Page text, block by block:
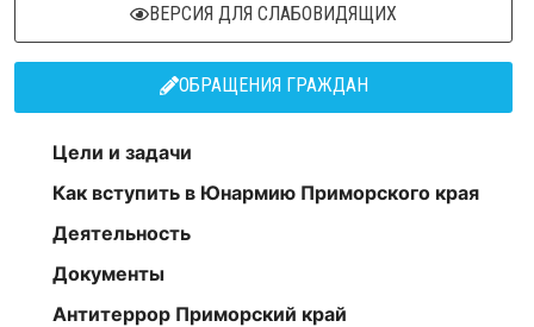
ВЕРСИЯ ДЛЯ СЛАБОВИДЯЩИХ
ОБРАЩЕНИЯ ГРАЖДАН
Цели и задачи
Как вступить в Юнармию Приморского края
Деятельность
Документы
Антитеррор Приморский край